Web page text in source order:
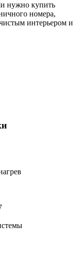
нужно купить
номера,
интерьером и